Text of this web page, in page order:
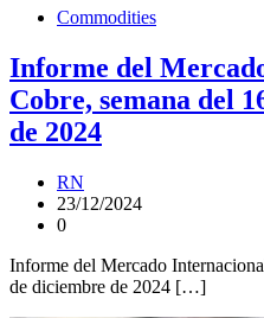
Commodities
Informe del
Cobre, semana del
de 2024
RN
23/12/2024
0
Informe del Mercado
de diciembre de 2024 […]